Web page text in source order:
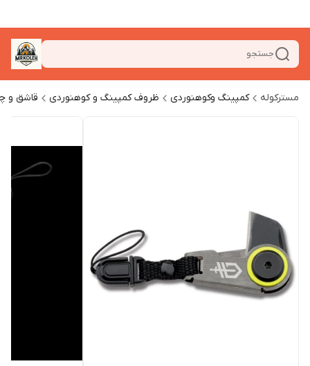
جستجو
مسترکوله کمپینگ وکوهنوردی ظروف کمپینگ و کوهنوردی قاشق و